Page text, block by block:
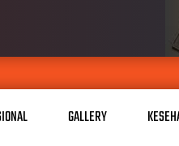
GALLERY